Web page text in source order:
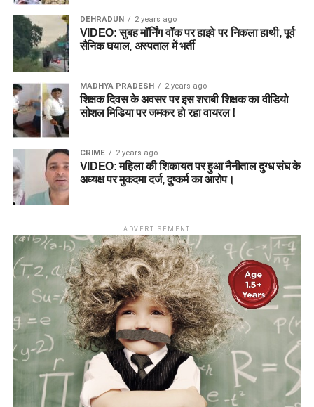
DEHRADUN 2 years ago
VIDEO: सुबह मॉर्निंग वॉक पर हाइवे पर निकला हाथी, पूर्व
सैनिक घयाल, अस्पताल में भर्ती
MADHYA PRADESH 2 years ago
शिक्षक दिवस के अवसर पर इस शराबी शिक्षक का वीडियो
सोशल मिडिया पर जमकर हो रहा वायरल !
CRIME 2 years ago
VIDEO: महिला की शिकायत पर हुआ नैनीताल दुग्ध संघ के
अध्यक्ष पर मुकदमा दर्ज, दुष्कर्म का आरोप।
ADVERTISEMENT